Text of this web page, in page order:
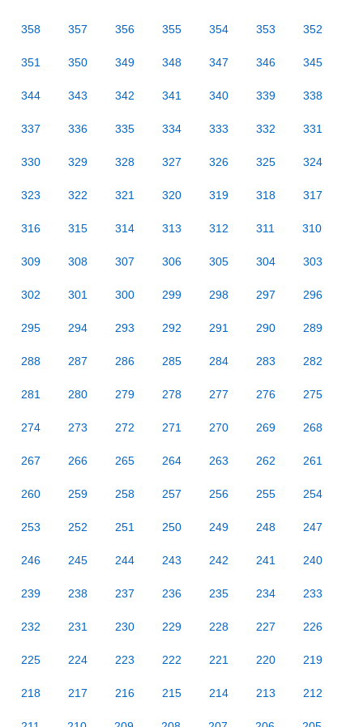
358 357 356 355 354 353 352
351 350 349 348 347 346 345
344 343 342 341 340 339 338
337 336 335 334 333 332 331
330 329 328 327 326 325 324
323 322 321 320 319 318 317
316 315 314 313 312 311 310
309 308 307 306 305 304 303
302 301 300 299 298 297 296
295 294 293 292 291 290 289
288 287 286 285 284 283 282
281 280 279 278 277 276 275
274 273 272 271 270 269 268
267 266 265 264 263 262 261
260 259 258 257 256 255 254
253 252 251 250 249 248 247
246 245 244 243 242 241 240
239 238 237 236 235 234 233
232 231 230 229 228 227 226
225 224 223 222 221 220 219
218 217 216 215 214 213 212